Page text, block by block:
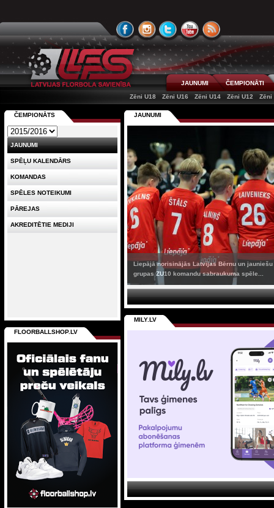
JAUNUMI
ČEMPIONĀTI
Zēni U18
Zēni U16 Zēni U14 Zēni U12 Zēni
JAUNUMI
Liepājā norisinājās Latvijas Bērnu un
grupas ZU10 komandu sabraukuma spēle...
MILY.LV
ČEMPIONĀTS
JAUNUMI
SPĒĻU KALENDĀRS
KOMANDAS
SPĒLES NOTEIKUMI
PĀREJAS
AKREDITĒTIE MEDIJI
FLOORBALLSHOP.LV